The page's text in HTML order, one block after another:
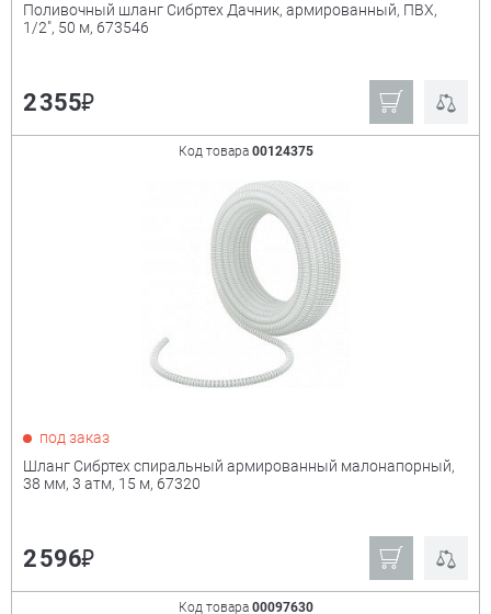
Поливочный шланг Сибртех Дачник, армированный, ПВХ,
1/2", 50 м, 673546
2 355₽
Код товара 00124375
под заказ
Шланг Сибртех спиральный армированный малонапорный,
38 мм, 3 атм, 15 м, 67320
2 596₽
Код товара 00097630